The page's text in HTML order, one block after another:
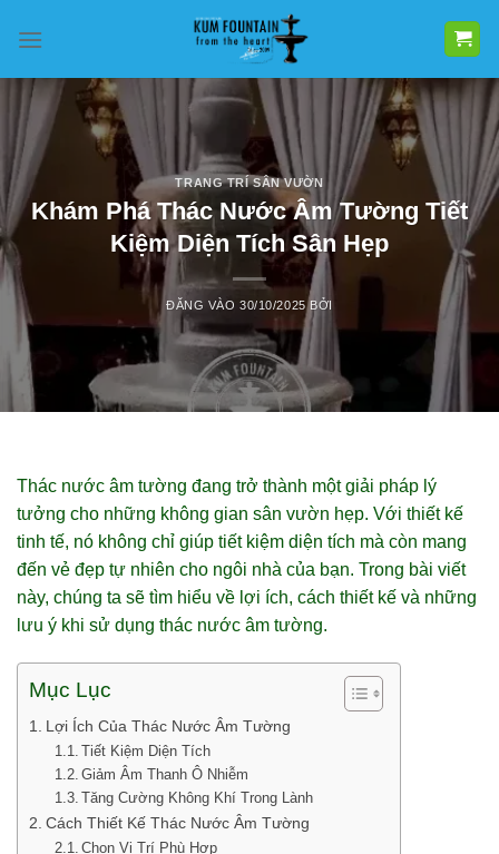
qua
dung
TRANG TRÍ SÂN VƯỜN
Khám Phá Thác Nước Âm Tường Tiết
Kiệm Diện Tích Sân Hẹp
ĐĂNG VÀO30/10/2025 BỞI
Thác nước âm tường đang trở thành một giải pháp lý
tưởng cho những không gian sân vườn hẹp. Với thiết kế
tinh tế, nó không chỉ giúp tiết kiệm diện tích mà còn mang
đến vẻ đẹp tự nhiên cho ngôi nhà của bạn. Trong bài viết
này, chúng ta sẽ tìm hiểu về lợi ích, cách thiết kế và những
lưu ý khi sử dụng thác nước âm tường.
Mục Lục
Lợi Ích Của Thác Nước Âm Tường
Tiết Kiệm Diện Tích
Giảm Âm Thanh Ô Nhiễm
Tăng Cường Không Khí Trong Lành
Cách Thiết Kế Thác Nước Âm Tường
Chọn Vị Trí Phù Hợp